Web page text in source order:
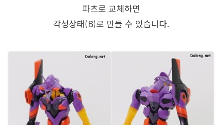
파츠로 교체하면
각성상태(B)로 만들 수 있습니다.